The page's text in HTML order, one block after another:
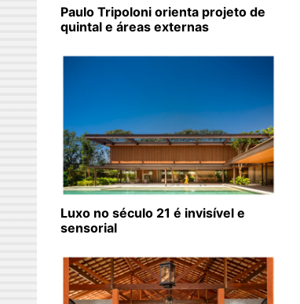
Paulo Tripoloni orienta projeto de
quintal e áreas externas
Luxo no século 21 é invisível e
sensorial